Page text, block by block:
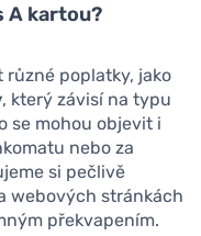
A kartou?
různé poplatky, jako
, který závisí na typu
se mohou objevit i
nebo za
si pečlivě
webových stránkách
překvapením.